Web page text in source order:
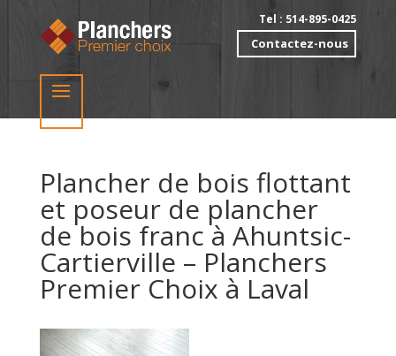
Tel : 514-895-0425
Contactez-nous
Plancher de bois flottant
et poseur de plancher
de bois franc à Ahuntsic-
Cartierville – Planchers
Premier Choix à Laval